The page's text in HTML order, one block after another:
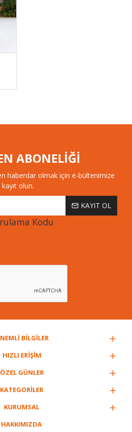
ABONELİĞİ
haberdar olmak için e-bültenimize
kayıt olun.
KAYIT OL
Kodu
BİLGİLER
HIZLI ERİŞİM
ÖZEL GÜNLER
KATEGORİLER
KURUMSAL
HAKKIMIZDA